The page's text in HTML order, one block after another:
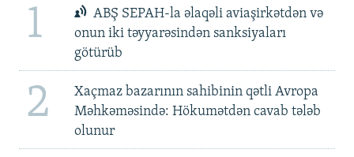
1
ABŞ SEPAH-la əlaqəli aviaşirkətdən və
onun iki təyyarəsindən sanksiyaları
götürüb
2
Xaçmaz bazarının sahibinin qətli Avropa
Məhkəməsində: Hökumətdən cavab tələb
olunur